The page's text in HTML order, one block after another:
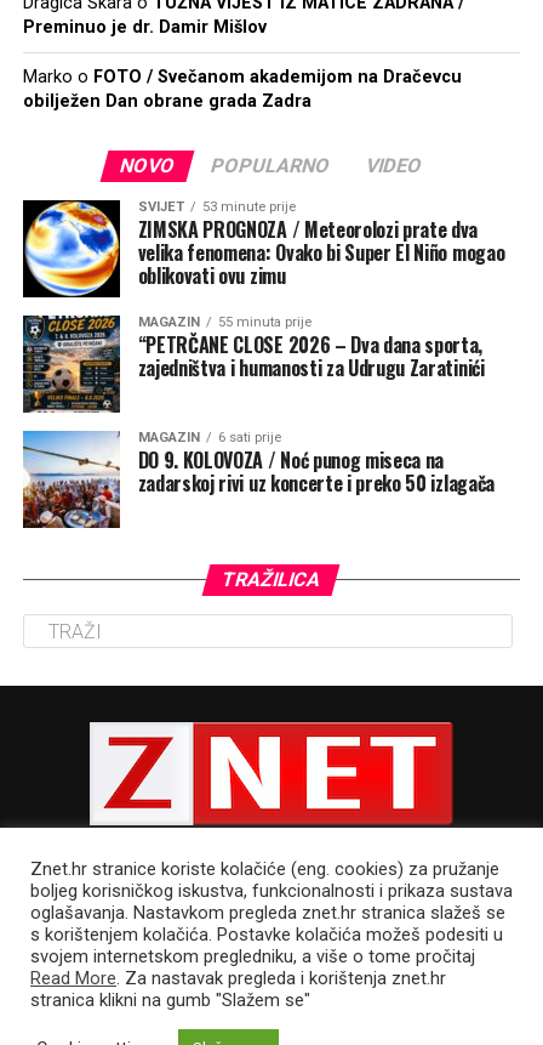
Preminuo je dr. Damir Mišlov
Marko o FOTO / Svečanom akademijom na Dračevcu
obilježen Dan obrane grada Zadra
NOVO POPULARNO VIDEO
SVIJET 53 minute prije
ZIMSKA PROGNOZA / Meteorolozi prate dva
velika fenomena: Ovako bi Super El Niño mogao
oblikovati ovu zimu
MAGAZIN 55 minuta prije
“PETRČANE CLOSE 2026 – Dva dana sporta,
zajedništva i humanosti za Udrugu Zaratinići
MAGAZIN 6 sati prije
DO 9. KOLOVOZA / Noć punog miseca na
zadarskoj rivi uz koncerte i preko 50 izlagača
TRAŽILICA
POLITIKA PRIVATNOSTI UVJETI KORIŠTENJA
IMPRESSUM
CJENIK OGLAŠAVANJA
Znet.hr stranice koriste kolačiće (eng. cookies) za pružanje
boljeg korisničkog iskustva, funkcionalnosti i prikaza sustava
oglašavanja. Nastavkom pregleda znet.hr stranica slažeš se
s korištenjem kolačića. Postavke kolačića možeš podesiti u
svojem internetskom pregledniku, a više o tome pročitaj
Read More. Za nastavak pregleda i korištenja znet.hr
stranica klikni na gumb "Slažem se"